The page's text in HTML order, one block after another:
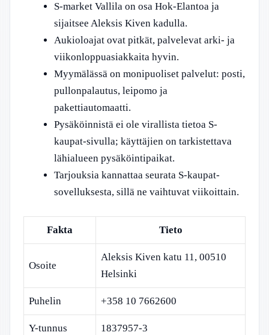
S-market Vallila on osa Hok-Elantoa ja
sijaitsee Aleksis Kiven kadulla.
Aukioloajat ovat pitkät, palvelevat arki- ja
viikonloppuasiakkaita hyvin.
Myymälässä on monipuoliset palvelut: posti,
pullonpalautus, leipomo ja
pakettiautomaatti.
Pysäköinnistä ei ole virallista tietoa S-
kaupat-sivulla; käyttäjien on tarkistettava
lähialueen pysäköintipaikat.
Tarjouksia kannattaa seurata S-kaupat-
sovelluksesta, sillä ne vaihtuvat viikoittain.
Fakta Tieto
Osoite
Aleksis Kiven katu 11, 00510
Helsinki
Puhelin +358 10 7662600
Y-tunnus 1837957-3